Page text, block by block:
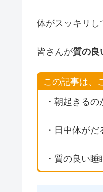
体がスッキリし
皆さんが質の良
この記事は、
・朝起きるの
・日中体がだ
・質の良い